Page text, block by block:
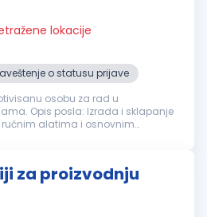
lokacije
o statusu prijave
osobu za rad u
posla: Izrada i sklapanje
alatima i osnovnim
za proizvodnju